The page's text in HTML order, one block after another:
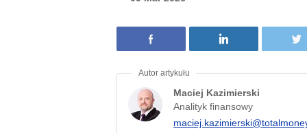
Maciej Kazimierski
Analityk finansowy